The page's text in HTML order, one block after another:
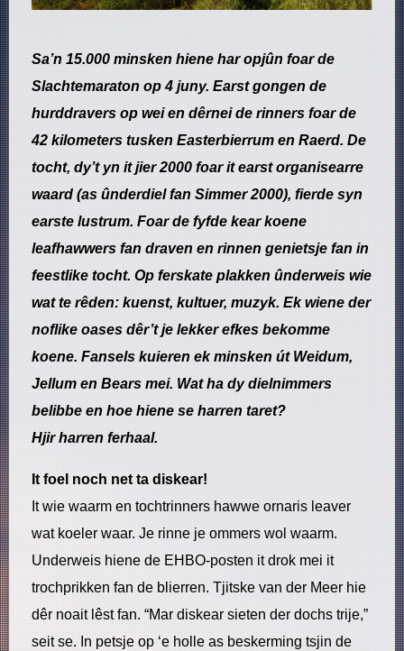
Sa’n 15.000 minsken hiene har opjûn foar de
Slachtemaraton op 4 juny. Earst gongen de
hurddravers op wei en dêrnei de rinners foar de
42 kilometers tusken Easterbierrum en Raerd. De
tocht, dy’t yn it jier 2000 foar it earst organisearre
waard (as ûnderdiel fan Simmer 2000), fierde syn
earste lustrum. Foar de fyfde kear koene
leafhawwers fan draven en rinnen genietsje fan in
feestlike tocht. Op ferskate plakken ûnderweis wie
wat te rêden: kuenst, kultuer, muzyk. Ek wiene der
noflike oases dêr’t je lekker efkes bekomme
koene. Fansels kuieren ek minsken út Weidum,
Jellum en Bears mei. Wat ha dy dielnimmers
belibbe en hoe hiene se harren taret?
Hjir harren ferhaal.
It foel noch net ta diskear!
It wie waarm en tochtrinners hawwe ornaris leaver
wat koeler waar. Je rinne je ommers wol waarm.
Underweis hiene de EHBO-posten it drok mei it
trochprikken fan de blierren. Tjitske van der Meer hie
dêr noait lêst fan. “Mar diskear sieten der dochs trije,”
seit se. In petsje op ‘e holle as beskerming tsjin de